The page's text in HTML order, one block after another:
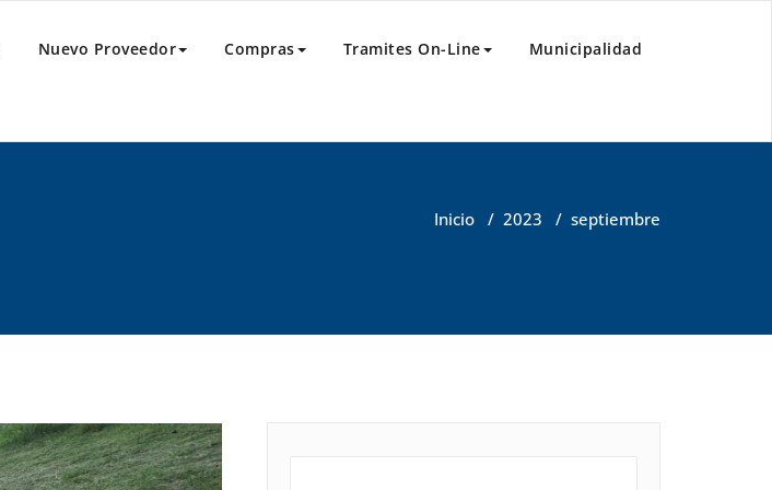
Nuevo Proveedor Compras Tramites On-Line Municipalidad
Inicio / 2023 / septiembre